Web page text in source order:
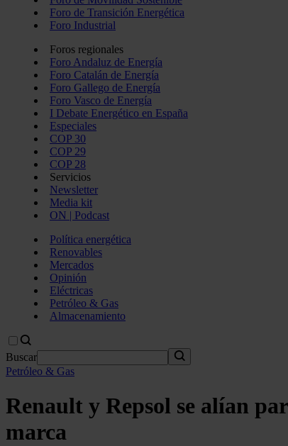
Foro de Transición Energética
Foro Industrial
Foros regionales
Foro Andaluz de Energía
Foro Catalán de Energía
Foro Gallego de Energía
Foro Vasco de Energía
I Debate Energético en España
Especiales
COP 30
COP 29
COP 28
Servicios
Newsletter
Media kit
ON | Podcast
Política energética
Renovables
Mercados
Opinión
Eléctricas
Petróleo & Gas
Almacenamiento
Buscar
Petróleo & Gas
Renault y Repsol se alían
marca